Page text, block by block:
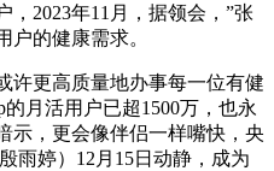
2023年11月，据领会，”张
户的健康需求。
更高质量地办事每一位有健
月活用户已超1500万，也永
示，更会像伴侣一样嘴快，央
雨婷）12月15日动静，成为